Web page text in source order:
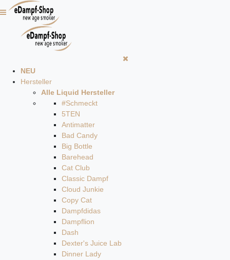
NEU
Hersteller
Alle Liquid Hersteller
#Schmeckt
5TEN
Antimatter
Bad Candy
Big Bottle
Barehead
Cat Club
Classic Dampf
Cloud Junkie
Copy Cat
Dampfdidas
Dampflion
Dash
Dexter's Juice Lab
Dinner Lady